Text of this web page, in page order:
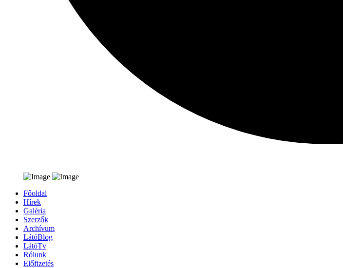
Főoldal
Hírek
Galéria
Szerzők
Archívum
LátóBlog
LátóTv
Rólunk
Előfizetés